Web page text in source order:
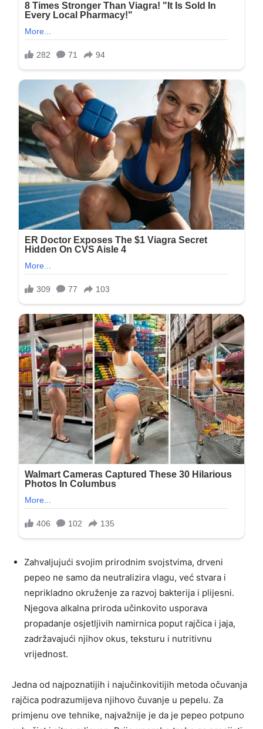
Zahvaljujući svojim prirodnim svojstvima, drveni
pepeo ne samo da neutralizira vlagu, već stvara i
neprikladno okruženje za razvoj bakterija i plijesni.
Njegova alkalna priroda učinkovito usporava
propadanje osjetljivih namirnica poput rajčica i jaja,
zadržavajući njihov okus, teksturu i nutritivnu
vrijednost.
Jedna od najpoznatijih i najučinkovitijih metoda očuvanja
rajčica podrazumijeva njihovo čuvanje u pepelu. Za
primjenu ove tehnike, najvažnije je da je pepeo potpuno